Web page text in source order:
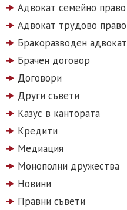
Адвокат семейно право
Адвокат трудово право
Бракоразводен адвокат
Брачен договор
Договори
Други съвети
Казус в кантората
Кредити
Медиация
Монополни дружества
Новини
Правни съвети